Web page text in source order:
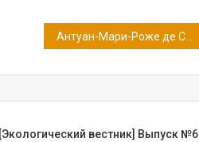
[Экологический вестник] Выпуск №6